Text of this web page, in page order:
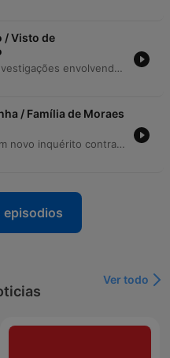
/ Visto de
O episódio aborda as complexas investigações envolvendo o governo Lula, com foco nas possíveis manobras jurídicas e na atuação de Flávio Dino em inquéritos que envolvem o filho do presidente. O debate explora a tensão entre os poderes Judiciário e Executivo, analisando o legado da Operação Lava Jato e o risco de uma postura tutelar por parte do STF sobre a sociedade brasileira. A discussão também contempla as tensões diplomáticas entre Brasil e Estados Unidos após a revogação de visto de uma embaixadora, além de analisar o cenário político nacional, incluindo debates sobre anistia, estratégias eleitorais e a interconexão entre órgãos como STF, TSE e CNJ. O panorama econômico é encerrado com análises sobre a taxa Selic e a volatilidade do dólar.
/ Família de Moraes
O episódio aborda a abertura de um novo inquérito contra o filho do presidente Lula, investigando crimes de tráfico de influência e possíveis irregularidades em agendas oficiais. Os apresentadores debatem as distinções jurídicas entre lobby e corrupção, além da percepção de seletividade no garantismo penal e a tensão institucional entre o STF e o TSE. A discussão avança para críticas à cobertura midiática, ao uso de inteligência artificial para suavizar notícias e às mudanças na identidade política da esquerda e direita no Brasil. O programa encerra analisando o cenário do mercado financeiro, as implicações das investigações sobre o patrimônio político e os impactos das pesquisas eleitorais no cenário nacional.
episodios
Ver todo